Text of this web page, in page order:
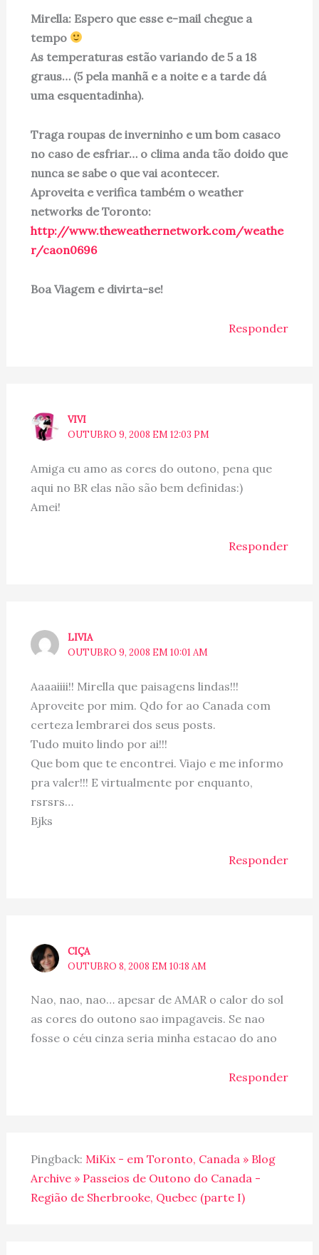
Mirella: Espero que esse e-mail chegue a
tempo
As temperaturas estão variando de 5 a 18
graus… (5 pela manhã e a noite e a tarde dá
uma esquentadinha).
Traga roupas de inverninho e um bom casaco
no caso de esfriar… o clima anda tão doido que
nunca se sabe o que vai acontecer.
Aproveita e verifica também o weather
networks de Toronto:
http://www.theweathernetwork.com/weathe
r/caon0696
Boa Viagem e divirta-se!
Responder
VIVI
OUTUBRO 9, 2008 EM 12:03 PM
Amiga eu amo as cores do outono, pena que
aqui no BR elas não são bem definidas:)
Amei!
Responder
LIVIA
OUTUBRO 9, 2008 EM 10:01 AM
Aaaaiiii!! Mirella que paisagens lindas!!!
Aproveite por mim. Qdo for ao Canada com
certeza lembrarei dos seus posts.
Tudo muito lindo por ai!!!
Que bom que te encontrei. Viajo e me informo
pra valer!!! E virtualmente por enquanto,
rsrsrs…
Bjks
Responder
CIÇA
OUTUBRO 8, 2008 EM 10:18 AM
Nao, nao, nao… apesar de AMAR o calor do sol
as cores do outono sao impagaveis. Se nao
fosse o céu cinza seria minha estacao do ano
Responder
Pingback: MiKix - em Toronto, Canada » Blog
Archive » Passeios de Outono do Canada -
Região de Sherbrooke, Quebec (parte I)